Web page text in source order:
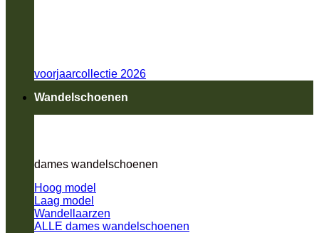
voorjaarcollectie 2026
Wandelschoenen
dames wandelschoenen
Hoog model
Laag model
Wandellaarzen
ALLE dames wandelschoenen